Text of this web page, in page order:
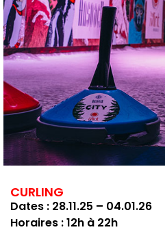
CURLING
Dates : 28.11.25 – 04.01.26
Horaires : 12h à 22h